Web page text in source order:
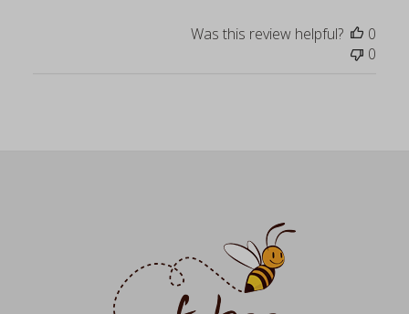
Was this review helpful?
0
0